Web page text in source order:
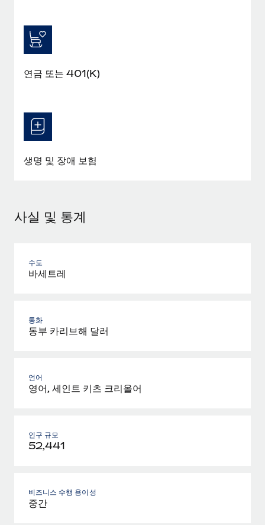
연금 또는 401(K)
생명 및 장애 보험
사실 및 통계
수도
바세트레
통화
동부 카리브해 달러
언어
영어, 세인트 키츠 크리올어
인구 규모
52,441
비즈니스 수행 용이성
중간